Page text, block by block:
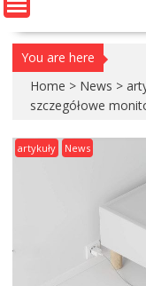
You are here
Home > News >
szczegółowe
artykuły News